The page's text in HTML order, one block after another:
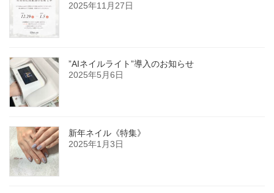
2025年11月27日
”AIネイルライト”導入のお知らせ
2025年5月6日
新年ネイル《特集》
2025年1月3日